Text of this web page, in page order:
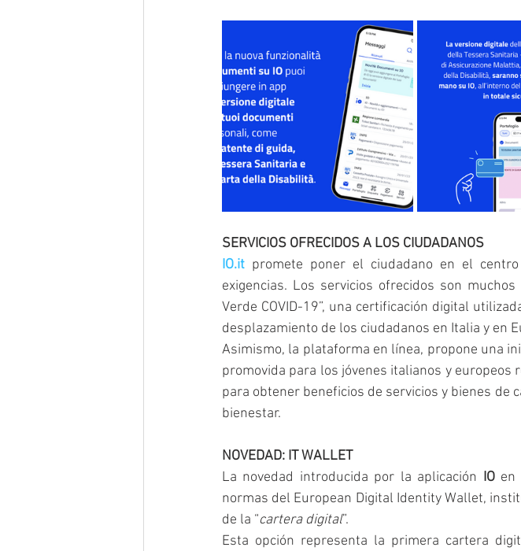
SERVICIOS OFRECIDOS A LOS CIUDADANOS
IO.it promete poner el ciudadano en el
exigencias. Los servicios ofrecidos son
Verde COVID-19”, una certificación digital
desplazamiento de los ciudadanos en Italia y en
Asimismo, la plataforma en línea, propone una
promovida para los jóvenes italianos y
para obtener beneficios de servicios y bienes de
bienestar.
NOVEDAD: IT WALLET
La novedad introducida por la aplicación IO en
normas del European Digital Identity Wallet,
de la “cartera digital”.
Esta opción representa la primera cartera